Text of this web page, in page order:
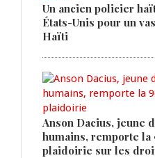
Un ancien policier
États-Unis pour un
Haïti
Anson Dacius, jeune
humains, remporte
plaidoirie sur les